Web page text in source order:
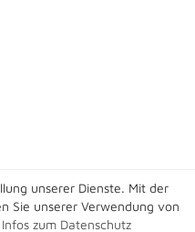
unserer Dienste. Mit der
Sie unserer Verwendung von
zum Datenschutz